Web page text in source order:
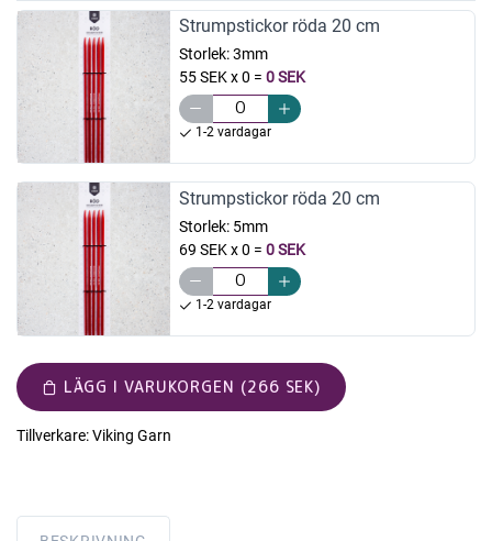
Strumpstickor röda 20 cm
Storlek:3mm
55 SEK x 0 = 0 SEK
1-2 vardagar
Strumpstickor röda 20 cm
Storlek: 5mm
69 SEK x 0 = 0 SEK
1-2 vardagar
LÄGG I VARUKORGEN (266 SEK)
Tillverkare:Viking Garn